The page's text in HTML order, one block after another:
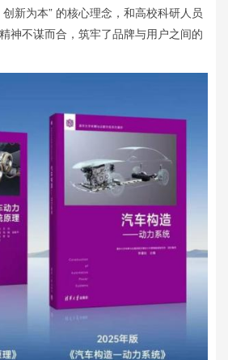
新为本” 的核心理念，和高校科研人员
神不谋而合，筑牢了品牌与用户之间的